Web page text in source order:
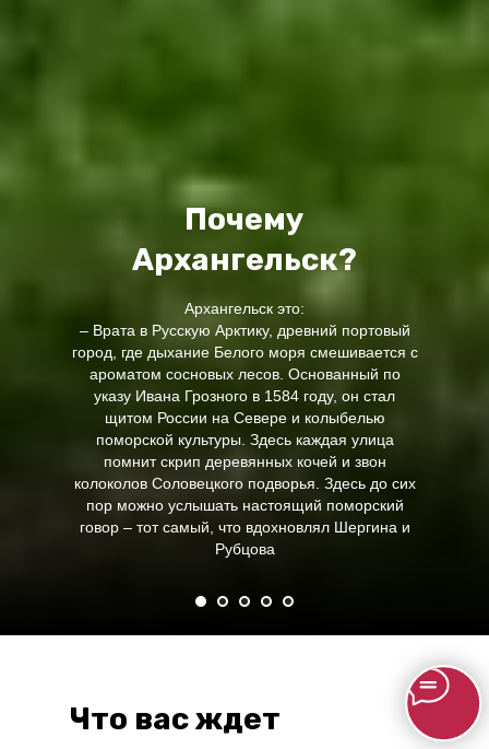
Почему
Архангельск?
Архангельск это:
– Врата в Русскую Арктику, древний портовый
город, где дыхание Белого моря смешивается с
ароматом сосновых лесов. Основанный по
указу Ивана Грозного в 1584 году, он стал
щитом России на Севере и колыбелью
поморской культуры. Здесь каждая улица
помнит скрип деревянных кочей и звон
колоколов Соловецкого подворья. Здесь до сих
пор можно услышать настоящий поморский
говор – тот самый, что вдохновлял Шергина и
Рубцова
Что вас ждет